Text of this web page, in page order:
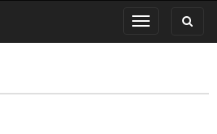
Toggle
navigation